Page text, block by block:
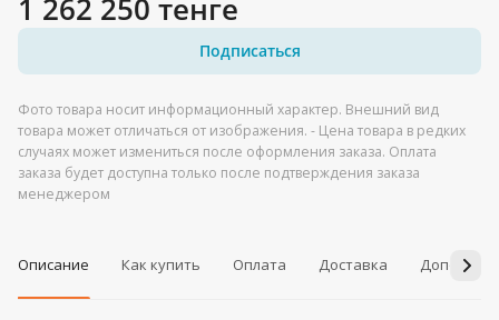
1 262 250 тенге
Подписаться
Фото товара носит информационный характер. Внешний вид
товара может отличаться от изображения. - Цена товара в редких
случаях может измениться после оформления заказа. Оплата
заказа будет доступна только после подтверждения заказа
менеджером
Описание Как купить Оплата Доставка